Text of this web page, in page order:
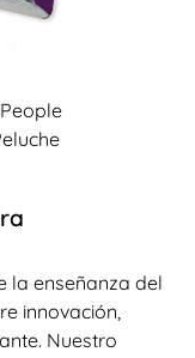
la enseñanza del
innovación,
Nuestro